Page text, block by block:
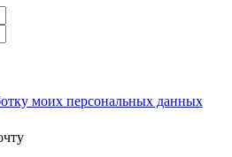
моих персональных данных